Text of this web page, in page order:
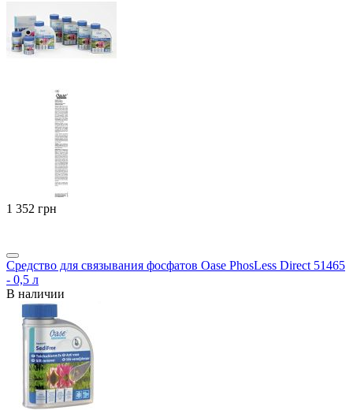
‍1 352‍ грн
Средство для связывания фосфатов Oase PhosLess Direct 51465
- 0,5 л
В наличии